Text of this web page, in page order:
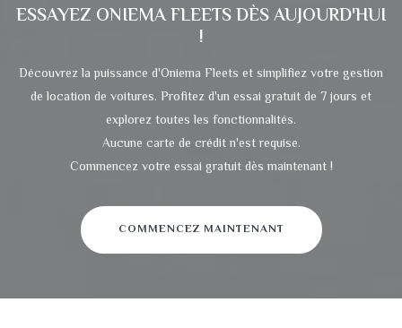
ESSAYEZ ONIEMA FLEETSDÈS AUJOURD'HUI
!
Découvrez la puissance d'Oniema Fleets et simplifiez votre gestion
de location de voitures. Profitez d'un essai gratuit de 7 jours et
explorez toutes les fonctionnalités.
Aucune carte de crédit n'est requise.
Commencez votre essai gratuit dès maintenant !
COMMENCEZ MAINTENANT